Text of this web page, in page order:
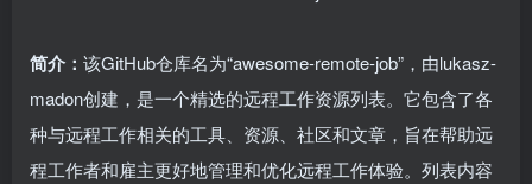
简介： 该GitHub仓库名为“awesome-remote-job”，由lukasz-
madon创建，是一个精选的远程工作资源列表。它包含了各
种与远程工作相关的工具、资源、社区和文章，旨在帮助远
程工作者和雇主更好地管理和优化远程工作体验。列表内容